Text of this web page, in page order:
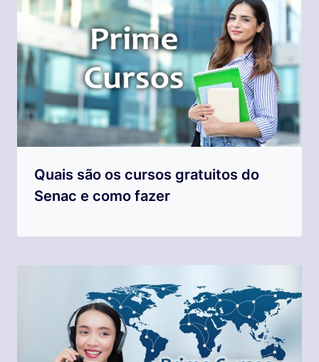
Quais são os cursos gratuitos do
Senac e como fazer